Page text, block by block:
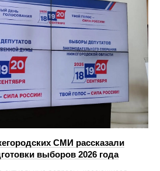
СМИ рассказали
выборов 2026 года